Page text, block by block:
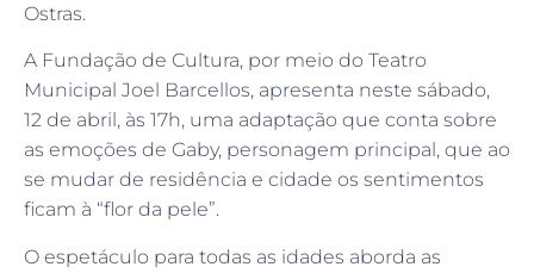
Ostras.
A Fundação de Cultura, por meio do Teatro
Municipal Joel Barcellos, apresenta neste sábado,
12 de abril, às 17h, uma adaptação que conta sobre
as emoções de Gaby, personagem principal, que ao
se mudar de residência e cidade os sentimentos
ficam à “flor da pele”.
O espetáculo para todas as idades aborda as